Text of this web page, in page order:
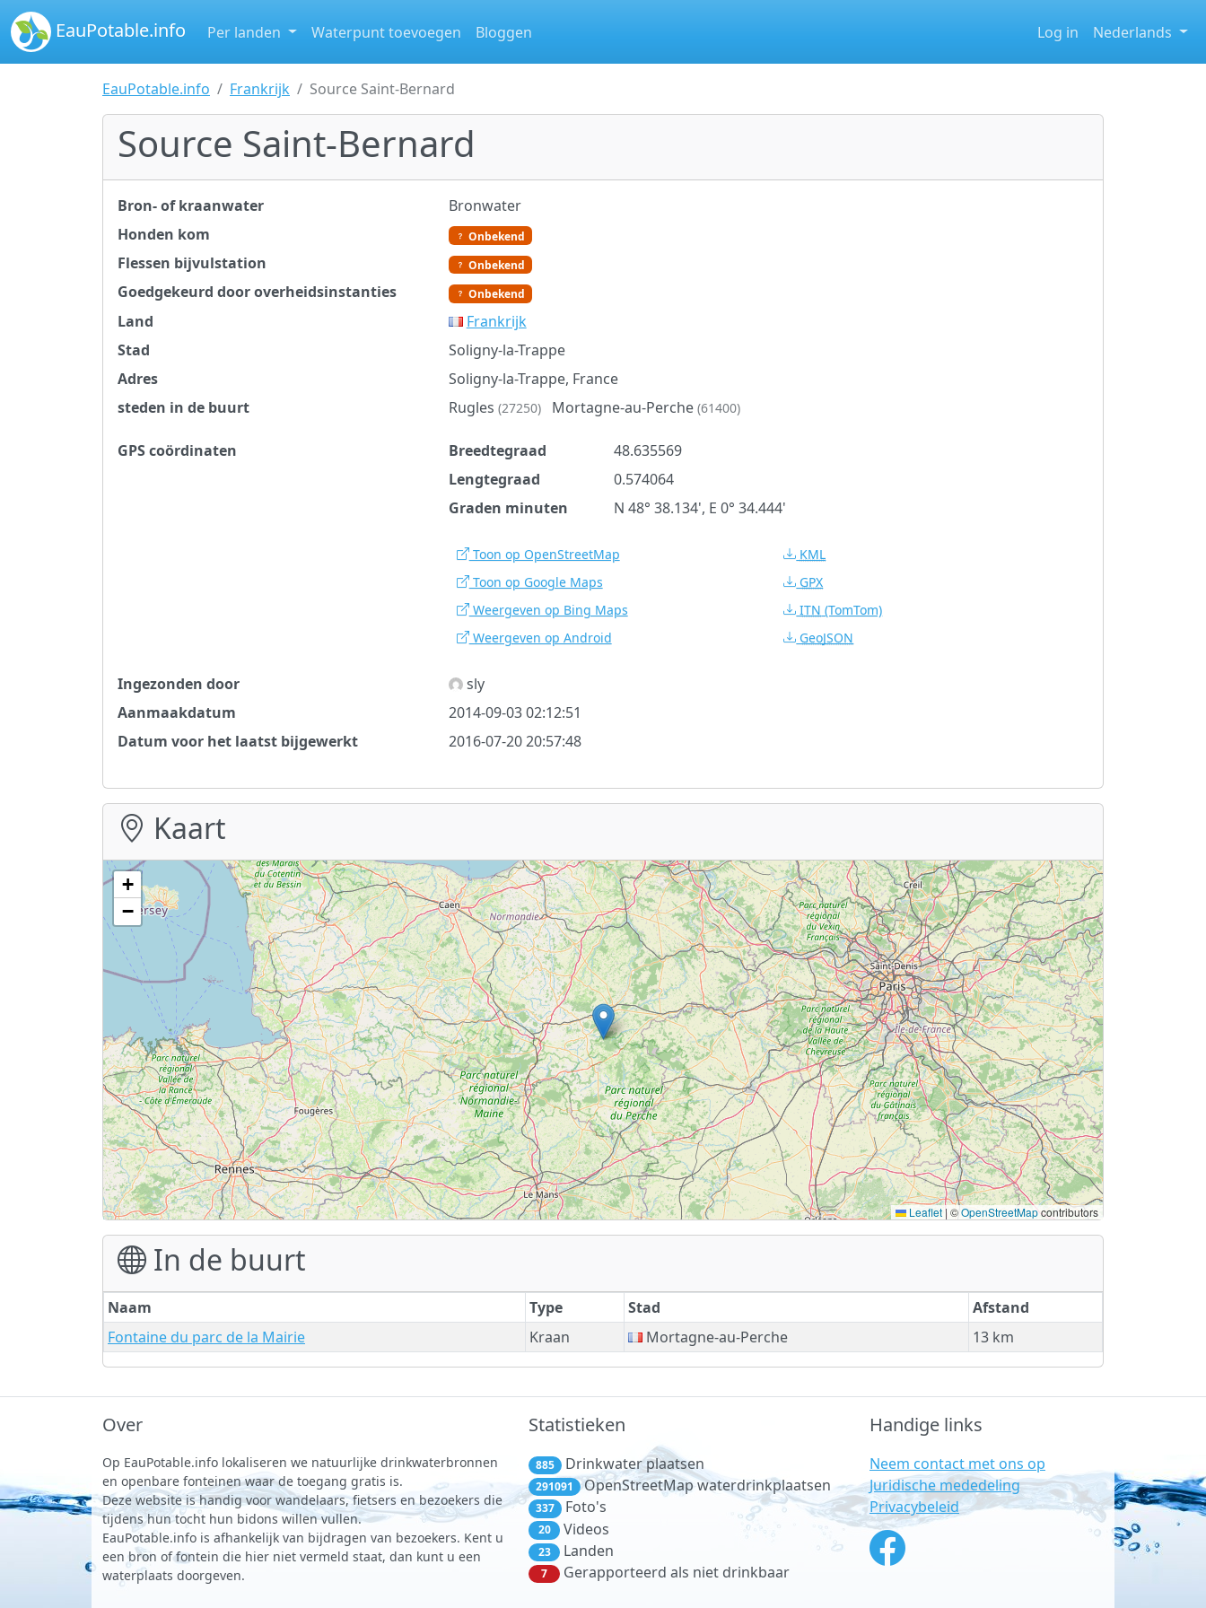
EauPotable.info Per landen Waterpunt toevoegen Bloggen Log in Nederlands
EauPotable.info Frankrijk Source Saint-Bernard
Source Saint-Bernard
Bron- of kraanwater
Bronwater
Honden kom
Onbekend
Flessen bijvulstation Onbekend
Goedgekeurd door overheidsinstanties Onbekend
Land
Frankrijk
Stad
Soligny-la-Trappe
Adres
Soligny-la-Trappe, France
steden in de buurt
Rugles (27250) Mortagne-au-Perche (61400)
GPS coördinaten Breedtegraad
48.635569
Lengtegraad
0.574064
Graden minuten
N 48° 38.134', E 0° 34.444'
Toon op OpenStreetMap
Toon op Google Maps
Weergeven op Bing Maps
Weergeven op Android
KML
GPX
ITN (TomTom)
GeoJSON
Ingezonden door
sly
Aanmaakdatum
2014-09-03 02:12:51
Datum voor het laatst bijgewerkt
2016-07-20 20:57:48
Kaart
+
−
Leaflet|©OpenStreetMapcontributors
In de buurt
Naam Type Stad
Afstand
Fontaine du parc de la Mairie
Kraan Mortagne-au-Perche 13 km
Over
Op EauPotable.info lokaliseren we natuurlijke drinkwaterbronnen
en openbare fonteinen waar de toegang gratis is.
Deze website is handig voor wandelaars, fietsers en bezoekers die
tijdens hun tocht hun bidons willen vullen.
EauPotable.info is afhankelijk van bijdragen van bezoekers. Kent u
een bron of fontein die hier niet vermeld staat, dan kunt u een
waterplaats doorgeven.
Statistieken
885 Drinkwater plaatsen
291091 OpenStreetMap waterdrinkplaatsen
337 Foto's
20 Videos
23 Landen
7 Gerapporteerd als niet drinkbaar
Handige links
Neem contact met ons op
Juridische mededeling
Privacybeleid